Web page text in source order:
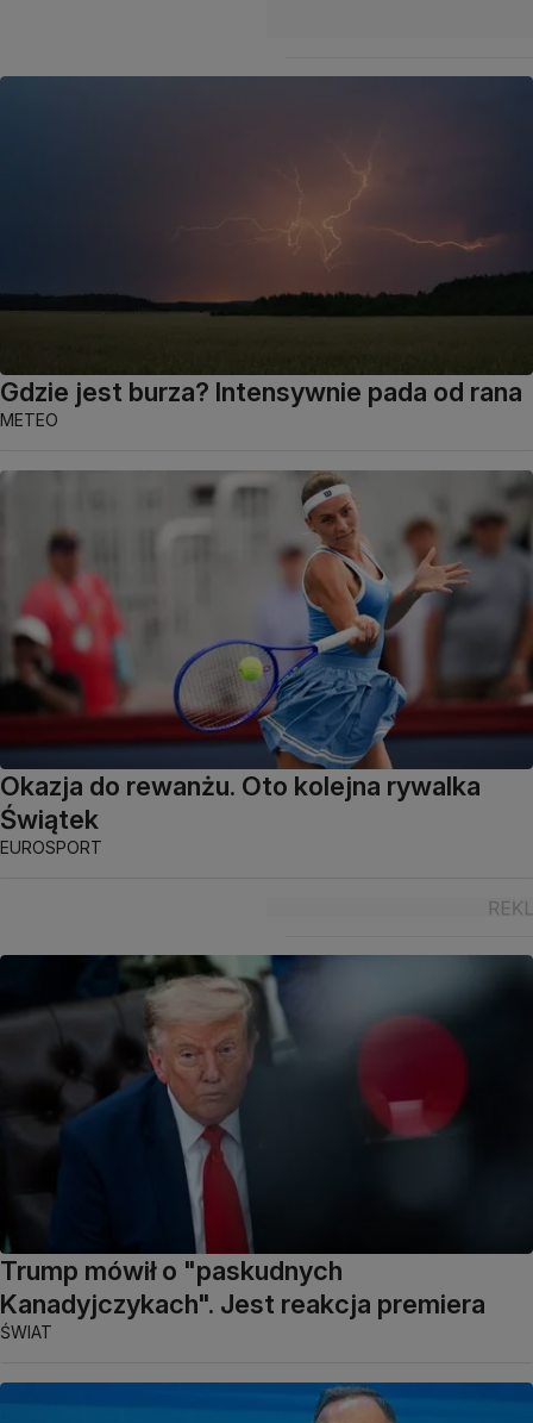
Gdzie jest burza? Intensywnie pada od rana
METEO
Okazja do rewanżu. Oto kolejna rywalka
Świątek
EUROSPORT
Trump mówił o "paskudnych
Kanadyjczykach". Jest reakcja premiera
ŚWIAT